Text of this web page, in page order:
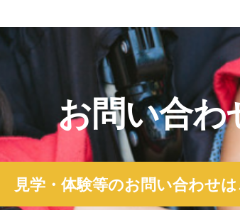
お問い合わ
見学・体験等のお問い合わせ